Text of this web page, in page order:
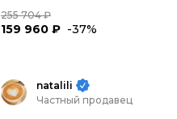
255 704 ₽
159 960 ₽ -37%
natalili
Частный продавец